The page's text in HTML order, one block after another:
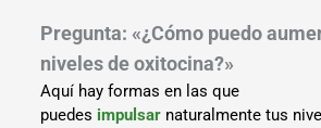
Pregunta: «¿Cómo puedo
niveles de oxitocina?»
Aquí hay formas en las que
puedes impulsar naturalmente tus